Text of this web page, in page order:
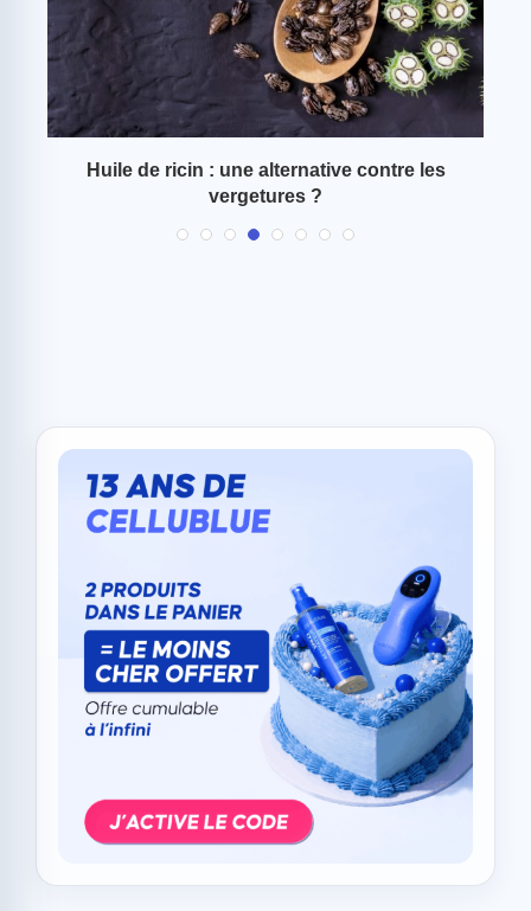
Huile de ricin : une alternative contre les
vergetures ?